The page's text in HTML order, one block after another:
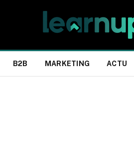
B2B MARKETING ACTU